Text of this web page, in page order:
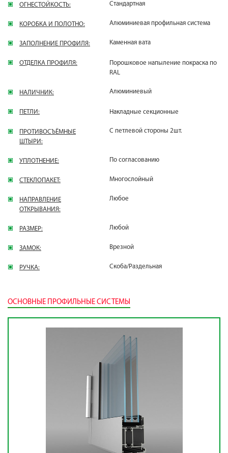
ОГНЕСТОЙКОСТЬ: Стандартная
КОРОБКА И ПОЛОТНО: Алюминиевая профильная система
ЗАПОЛНЕНИЕ ПРОФИЛЯ: Каменная вата
ОТДЕЛКА ПРОФИЛЯ:
Порошковое напыление покраска по
RAL
НАЛИЧНИК: Алюминиевый
ПЕТЛИ: Накладные секционные
ПРОТИВОСЪЁМНЫЕ
ШТЫРИ:
С петлевой стороны 2шт.
УПЛОТНЕНИЕ: По согласованию
СТЕКЛОПАКЕТ: Многослойный
НАПРАВЛЕНИЕ
ОТКРЫВАНИЯ:
Любое
РАЗМЕР: Любой
ЗАМОК: Врезной
РУЧКА: Скоба/Раздельная
ОСНОВНЫЕ ПРОФИЛЬНЫЕ СИСТЕМЫ